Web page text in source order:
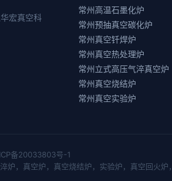
宏真空科
常州高温石墨化炉
常州预抽真空碳化炉
常州真空钎焊炉
常州真空热处理炉
常州立式高压气淬真空炉
常州真空烧结炉
常州真空实验炉
备20033803号-1
炉， 真空炉， 真空烧结炉， 实验炉， 真空回火炉，